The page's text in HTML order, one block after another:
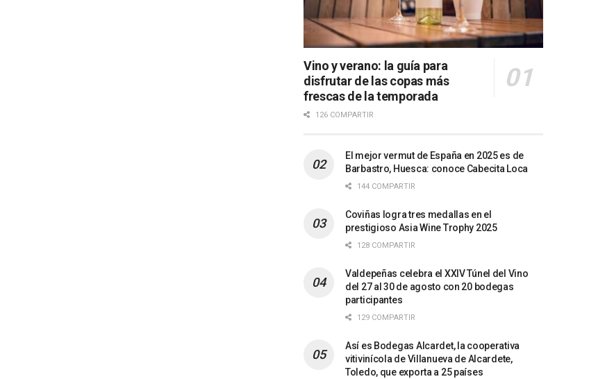
Vino y verano: la guía para
disfrutar de las copas más
frescas de la temporada
126 COMPARTIR
El mejor vermut de España en 2025 es de
Barbastro, Huesca: conoce Cabecita Loca
144 COMPARTIR
Coviñas logra tres medallas en el
prestigioso Asia Wine Trophy 2025
128 COMPARTIR
Valdepeñas celebra el XXIV Túnel del Vino
del 27 al 30 de agosto con 20 bodegas
participantes
129 COMPARTIR
Así es Bodegas Alcardet, la cooperativa
vitivinícola de Villanueva de Alcardete,
Toledo, que exporta a 25 países